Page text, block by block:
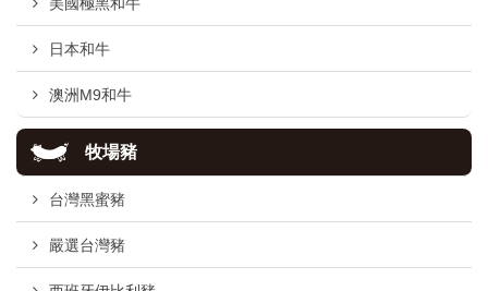
日本和牛
澳洲M9和牛
牧場豬
台灣黑蜜豬
嚴選台灣豬